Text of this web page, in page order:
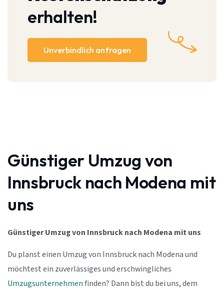
erhalten!
Unverbindlich anfragen
Günstiger Umzug von
Innsbruck nach Modena mit
uns
Günstiger Umzug von Innsbruck nach Modena mit uns
Du planst einen Umzug von Innsbruck nach Modena und
möchtest ein zuverlässiges und erschwingliches
Umzugsunternehmenfinden? Dann bist du bei uns, dem